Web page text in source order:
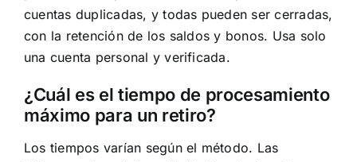
cuentas duplicadas, y todas pueden ser cerradas,
con la retención de los saldos y bonos. Usa solo
una cuenta personal y verificada.
¿Cuál es el tiempo de procesamiento
máximo para un retiro?
Los tiempos varían según el método. Las